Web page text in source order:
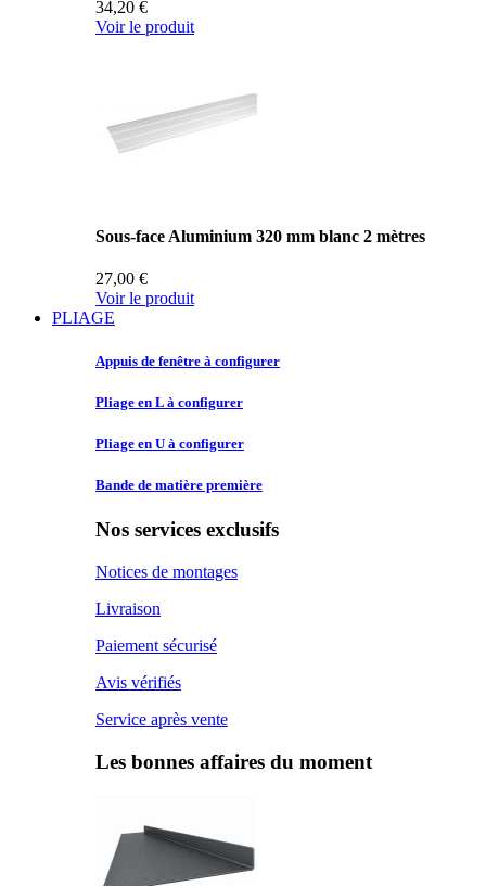
34,20 €
Voir le produit
Sous-face Aluminium 320 mm blanc 2 mètres
27,00 €
Voir le produit
PLIAGE
Appuis de fenêtre à configurer
Pliage en L à configurer
Pliage en U à configurer
Bande de matière première
Nos services exclusifs
Notices de montages
Livraison
Paiement sécurisé
Avis vérifiés
Service après vente
Les bonnes affaires du moment